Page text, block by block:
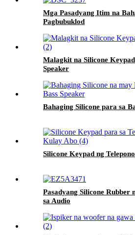
Mga Pasadyang Itim na
Pagbubuklod
Malagkit na Silicone
Speaker
Bahaging Silicone para sa
Silicone Keypad ng
Pasadyang Silicone Rubber
sa Audio